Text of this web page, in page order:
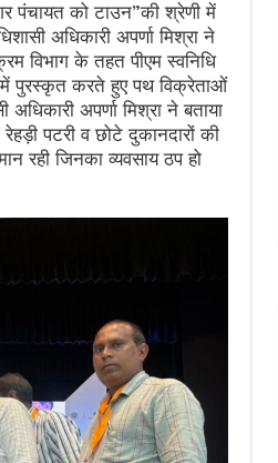
पंचायत को टाउन”की श्रेणी में
अधिकारी अपर्णा मिश्रा ने
विभाग के तहत पीएम स्वनिधि
में पुरस्कृत करते हुए पथ विक्रेताओं
अपर्णा मिश्रा ने बताया
पटरी व छोटे दुकानदारों की
रही जिनका व्यवसाय ठप हो